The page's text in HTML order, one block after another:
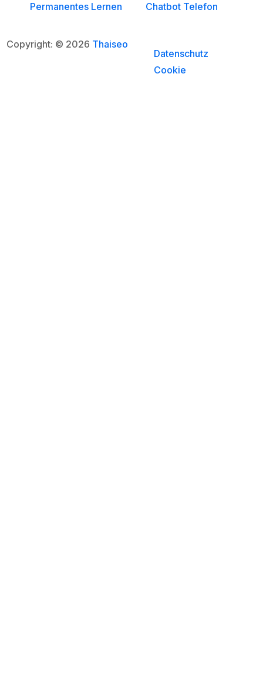
Permanentes Lernen
Chatbot Telefon
Copyright: © 2026 Thaiseo
Datenschutz
Cookie